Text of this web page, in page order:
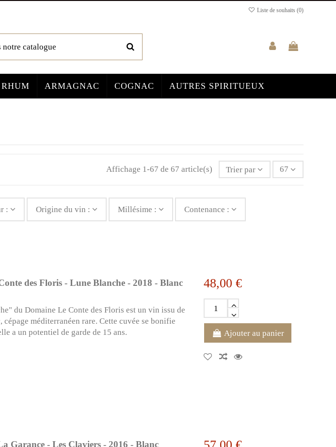
Liste de souhaits (0)
RHUM ARMAGNAC COGNAC AUTRES SPIRITUEUX
Affichage 1-67 de 67 article(s) Trier par 67
: Origine du vin : Millésime : Contenance :
des Floris - Lune Blanche - 2018 - Blanc
du Domaine Le Conte des Floris est un vin issu de
cépage méditerranéen rare. Cette cuvée se bonifie
a un potentiel de garde de 15 ans.
48,00 €
Ajouter au panier
Garance - Les Claviers - 2016 - Blanc